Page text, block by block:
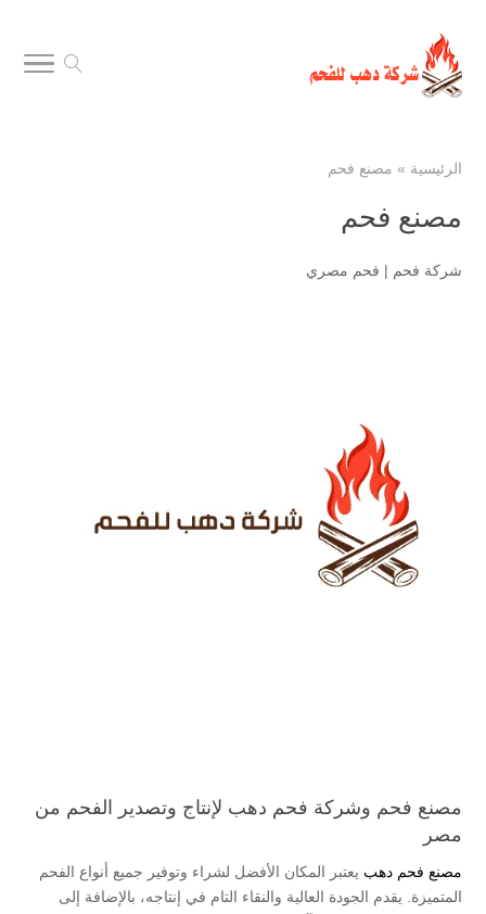
الرئيسية » مصنع فحم
مصنع فحم
شركة فحم | فحم مصري
مصنع فحم وشركة فحم دهب لإنتاج وتصدير الفحم من
مصر
مصنع فحم دهب يعتبر المكان الأفضل لشراء وتوفير جميع أنواع الفحم
المتميزة. يقدم الجودة العالية والنقاء التام في إنتاجه، بالإضافة إلى